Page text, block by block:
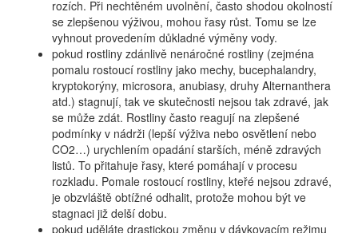
rozích. Při nechtěném uvolnění, často shodou okolností
se zlepšenou výživou, mohou řasy růst. Tomu se lze
vyhnout provedením důkladné výměny vody.
pokud rostliny zdánlivě nenáročné rostliny (zejména
pomalu rostoucí rostliny jako mechy, bucephalandry,
kryptokorýny, microsora, anubiasy, druhy Alternanthera
atd.) stagnují, tak ve skutečnosti nejsou tak zdravé, jak
se může zdát. Rostliny často reagují na zlepšené
podmínky v nádrži (lepší výživa nebo osvětlení nebo
CO2…) urychlením opadání starších, méně zdravých
listů. To přitahuje řasy, které pomáhají v procesu
rozkladu. Pomale rostoucí rostliny, kteřé nejsou zdravé,
je obzvláště obtížné odhalit, protože mohou být ve
stagnaci již delší dobu.
pokud uděláte drastickou změnu v dávkovacím režimu